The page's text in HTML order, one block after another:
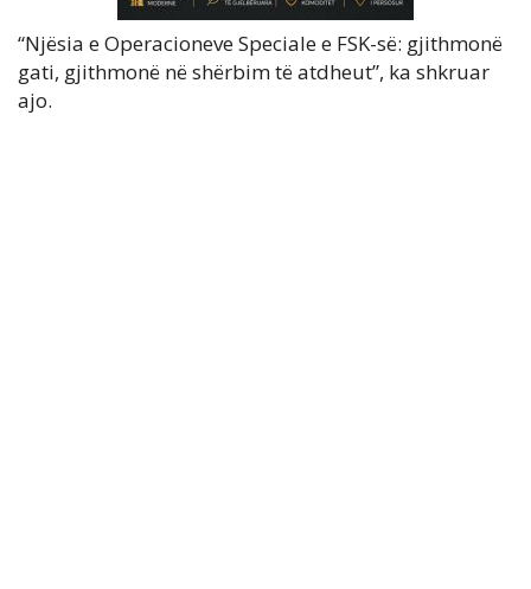
“Njësia e Operacioneve Speciale e FSK-së: gjithmonë
gati, gjithmonë në shërbim të atdheut”, ka shkruar
ajo.